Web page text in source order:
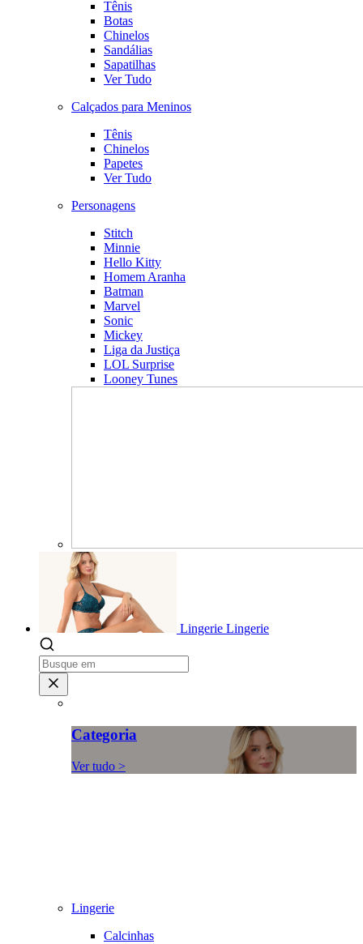
Tênis
Botas
Chinelos
Sandálias
Sapatilhas
Ver Tudo
Calçados para Meninos
Tênis
Chinelos
Papetes
Ver Tudo
Personagens
Stitch
Minnie
Hello Kitty
Homem Aranha
Batman
Marvel
Sonic
Mickey
Liga da Justiça
LOL Surprise
Looney Tunes
Lingerie Lingerie
Categoria
Ver tudo >
Lingerie
Calcinhas